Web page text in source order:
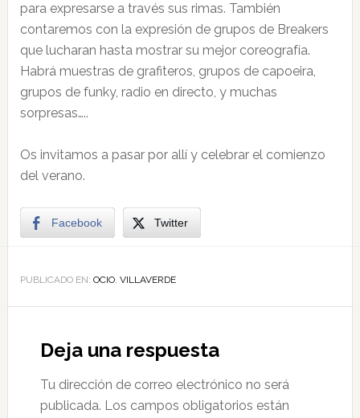
para expresarse a través sus rimas. También
contaremos con la expresión de grupos de Breakers
que lucharan hasta mostrar su mejor coreografía.
Habrá muestras de grafiteros, grupos de capoeira,
grupos de funky, radio en directo, y muchas
sorpresas…..
Os invitamos a pasar por allí y celebrar el comienzo
del verano.
Facebook Twitter
PUBLICADO EN: OCIO, VILLAVERDE
Deja una respuesta
Tu dirección de correo electrónico no será
publicada. Los campos obligatorios están